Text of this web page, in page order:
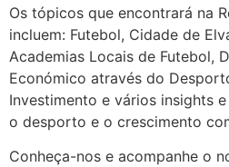
Os tópicos que encontrará na
incluem: Futebol, Cidade de
Academias Locais de Futebol,
Económico através do
Investimento e vários insights
o desporto e o crescimento
Conheça-nos e acompanhe o